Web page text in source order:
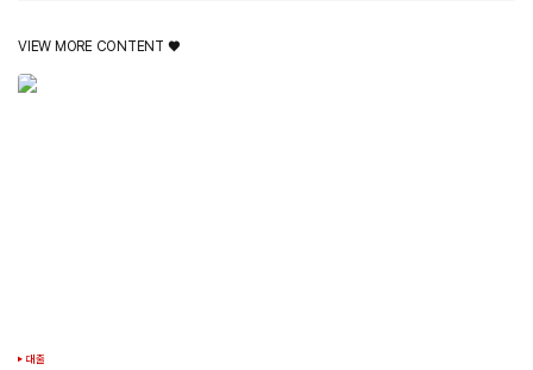
VIEW MORE CONTENT ♥️
대출